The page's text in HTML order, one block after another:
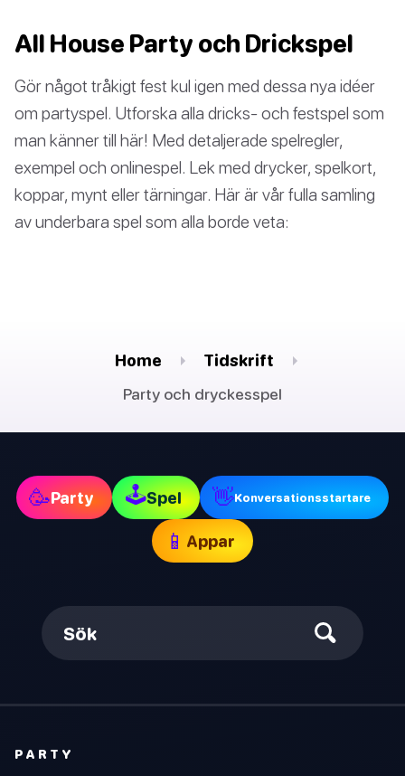
All House Party och Drickspel
Gör något tråkigt fest kul igen med dessa nya idéer
om partyspel. Utforska alla dricks- och festspel som
man känner till här! Med detaljerade spelregler,
exempel och onlinespel. Lek med drycker, spelkort,
koppar, mynt eller tärningar. Här är vår fulla samling
av underbara spel som alla borde veta:
Home
Tidskrift
Party och dryckesspel
🥳Party 🕹Spel 👋Konversationsstartare
📱 Appar
Sök
PARTY